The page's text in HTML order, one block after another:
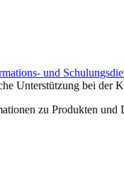
und
Unterstützung bei
zu Produkten und